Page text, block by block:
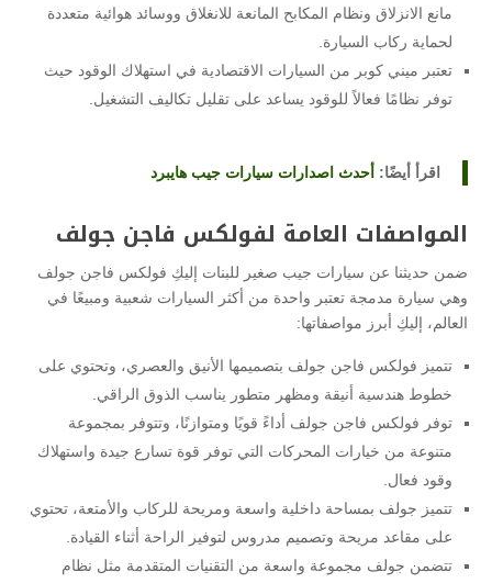
مانع الانزلاق ونظام المكابح المانعة للانغلاق ووسائد هوائية متعددة
لحماية ركاب السيارة.
تعتبر ميني كوبر من السيارات الاقتصادية في استهلاك الوقود حيث
توفر نظامًا فعالاً للوقود يساعد على تقليل تكاليف التشغيل.
اقرأ أيضًا: أحدث اصدارات سيارات جيب هايبرد
المواصفات العامة لفولكس فاجن جولف
ضمن حديثنا عن سيارات جيب صغير للبنات إليكِ فولكس فاجن جولف
وهي سيارة مدمجة تعتبر واحدة من أكثر السيارات شعبية ومبيعًا في
العالم، إليكِ أبرز مواصفاتها:
تتميز فولكس فاجن جولف بتصميمها الأنيق والعصري، وتحتوي على
خطوط هندسية أنيقة ومظهر متطور يناسب الذوق الراقي.
توفر فولكس فاجن جولف أداءً قويًا ومتوازنًا، وتتوفر بمجموعة
متنوعة من خيارات المحركات التي توفر قوة تسارع جيدة واستهلاك
وقود فعال.
تتميز جولف بمساحة داخلية واسعة ومريحة للركاب والأمتعة، تحتوي
على مقاعد مريحة وتصميم مدروس لتوفير الراحة أثناء القيادة.
تتضمن جولف مجموعة واسعة من التقنيات المتقدمة مثل نظام